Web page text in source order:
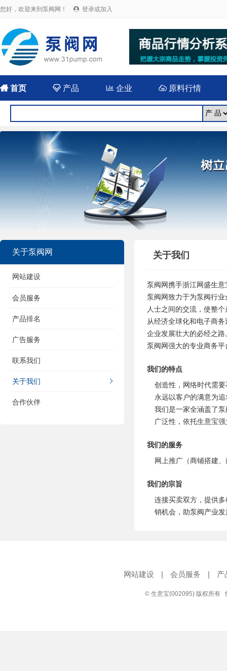
您好，欢迎来到泵阀网！  登录或加入
首页  产品 企业 原料行情
关于泵阀网
网站建设
会员服务
产品排名
广告服务
联系我们
关于我们
合作伙伴
关于我们
泵阀网携手浙江网盛生
泵阀网致力于为泵阀行
人士之间的交流，使整
从经济全球化和电子商
企业发展壮大的必经之
泵阀网强大的专业商务
我们的特点
创造性，网络时代需
永远以客户的满意为
我们是一家全涵盖了
广泛性，依托生意宝
我们的服务
网上推广（商铺搭建
我们的宗旨
连接买卖双方，提供
销机会，助泵阀产业
网站建设 | 会员服务 | 产
© 生意宝(002095) 版权所有